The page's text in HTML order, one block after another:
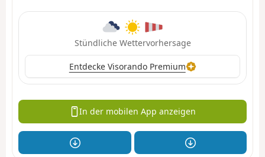
Stündliche Wettervorhersage
Entdecke Visorando Premium
In der mobilen App anzeigen